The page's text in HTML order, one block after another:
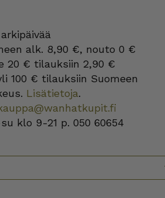
alk. 8,90 €, nouto 0 €
20 € tilauksiin 2,90 €
100 € tilauksiin Suomeen
Lisätietoja.
klo 9-21 p. 050 60654